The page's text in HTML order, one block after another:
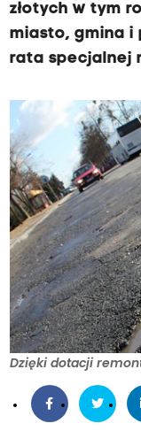
złotych w tym
miasto, gmina i
rata specjalnej
Dzięki dotacji